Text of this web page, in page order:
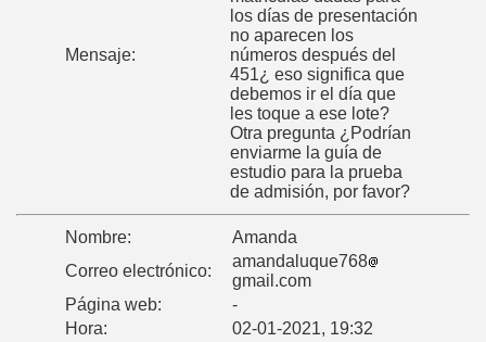
Mensaje:
los días de presentación
no aparecen los
números después del
451¿ eso significa que
debemos ir el día que
les toque a ese lote?
Otra pregunta ¿Podrían
enviarme la guía de
estudio para la prueba
de admisión, por favor?
Nombre:
Amanda
Correo electrónico:
amandaluque768
gmail.com
Página web:
-
Hora:
02-01-2021, 19:32